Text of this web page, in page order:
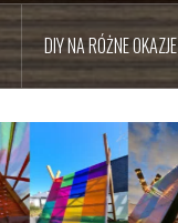
DIY NA RÓŻNE OKAZJE